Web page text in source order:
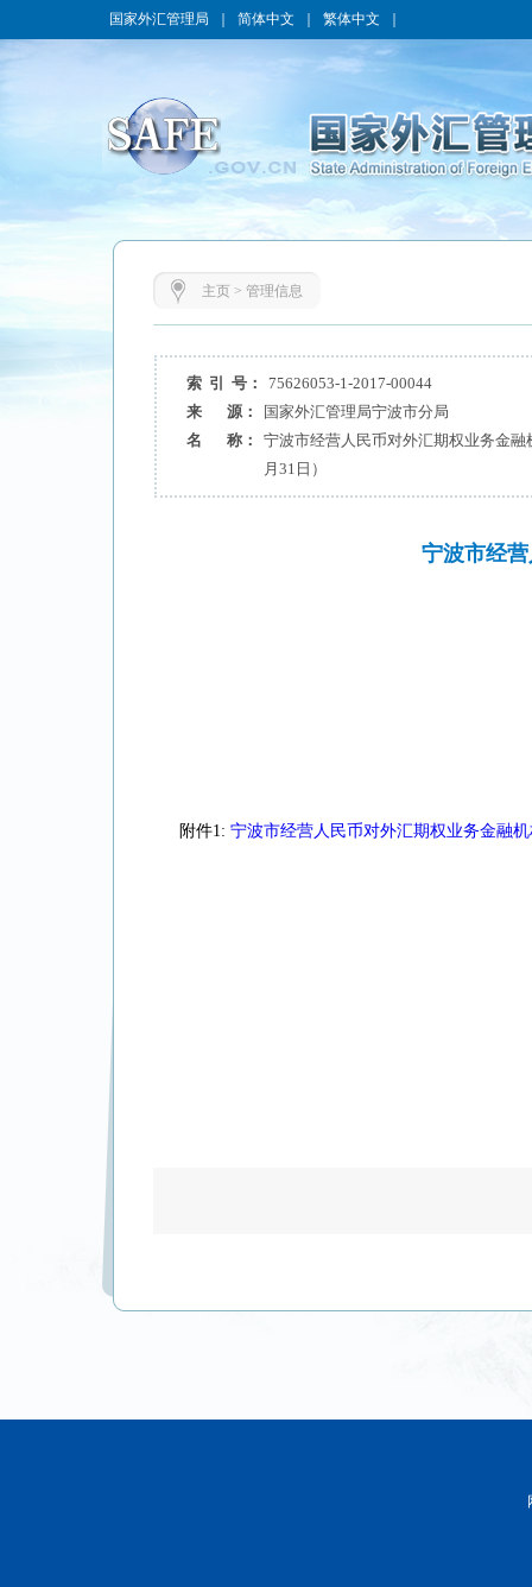
国家外汇管理局 简体中文 繁体中文
主页> 管理信息
索 引 号：
75626053-1-2017-00044
来 源：
国家外汇管理局宁波市分局
名 称：
宁波市经营人民币对外汇期权业务金融
月31日）
宁波市经
附件1: 宁波市经营人民币对外汇期权业务金融